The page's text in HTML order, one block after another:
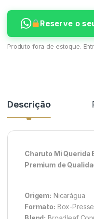
Reserve o
Produto fora de estoque.
Descrição
Charuto Mi Querida
Premium de
Origem: Nicarágua
Formato: Box-